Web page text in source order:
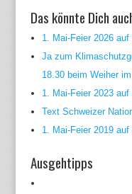
Das könnte Dich
1. Mai-Feier 2026
Ja zum
18.30 beim Weiher
1. Mai-Feier 2023
Text Schweizer
1. Mai-Feier 2019
Ausgehtipps